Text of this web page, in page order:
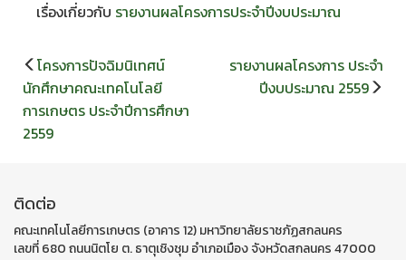
เรื่องเกี่ยวกับ รายงานผลโครงการประจำปีงบประมาณ
แนะแนว
เรื่อง
โครงการปัจฉิมนิเทศน์
นักศึกษาคณะเทคโนโลยี
การเกษตร ประจำปีการศึกษา
2559
รายงานผลโครงการ ประจำ
ปีงบประมาณ 2559
ติดต่อ
คณะเทคโนโลยีการเกษตร (อาคาร 12) มหาวิทยาลัยราชภัฏสกลนคร
เลขที่ 680 ถนนนิตโย ต. ธาตุเชิงชุม อำเภอเมือง จังหวัดสกลนคร 47000